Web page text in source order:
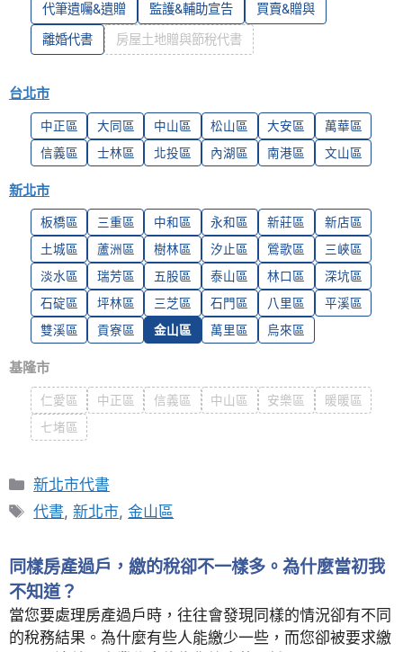
代筆遺囑&遺贈 監護&輔助宣告 買賣&贈與
離婚代書 房屋土地贈與節稅代書
台北市
中正區 大同區 中山區 松山區 大安區
萬華區
信義區
士林區 北投區 內湖區 南港區 文山區
新北市
板橋區 三重區 中和區 永和區 新莊區
新店區
土城區
蘆洲區 樹林區 汐止區 鶯歌區
三峽區
淡水區
瑞芳區 五股區 泰山區 林口區
深坑區
石碇區
坪林區 三芝區 石門區 八里區
平溪區
雙溪區
貢寮區 金山區 萬里區 烏來區
基隆市
仁愛區 中正區 信義區 中山區 安樂區
暖暖區
七堵區
Categories
新北市代書
Tags
代書,新北市,金山區
同樣房產過戶，繳的稅卻不一樣多。為什麼當初我
不知道？
當您要處理房產過戶時，往往會發現同樣的情況卻有不同
的稅務結果。為什麼有些人能繳少一些，而您卻被要求繳